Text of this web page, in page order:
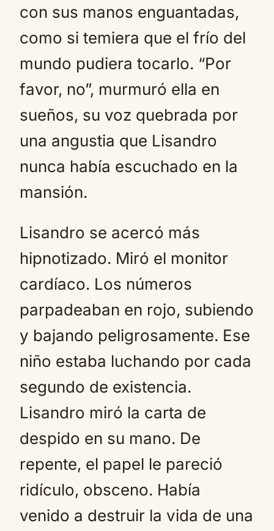
con sus manos enguantadas,
como si temiera que el frío del
mundo pudiera tocarlo. “Por
favor, no”, murmuró ella en
sueños, su voz quebrada por
una angustia que Lisandro
nunca había escuchado en la
mansión.
Lisandro se acercó más
hipnotizado. Miró el monitor
cardíaco. Los números
parpadeaban en rojo, subiendo
y bajando peligrosamente. Ese
niño estaba luchando por cada
segundo de existencia.
Lisandro miró la carta de
despido en su mano. De
repente, el papel le pareció
ridículo, obsceno. Había
venido a destruir la vida de una